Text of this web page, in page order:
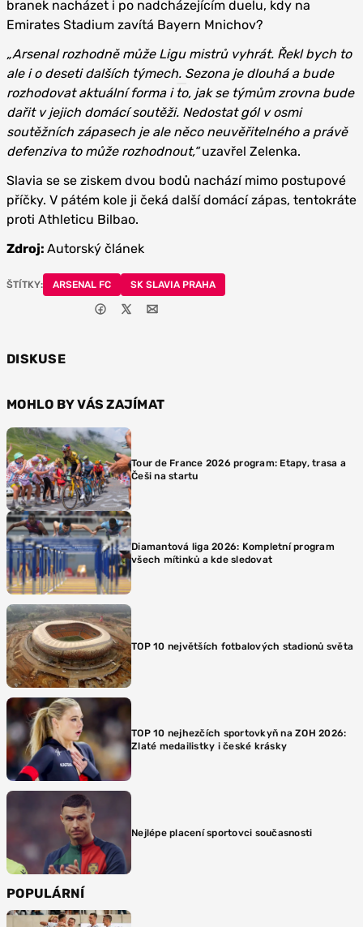
branek nacházet i po nadcházejícím duelu, kdy na
Emirates Stadium zavítá Bayern Mnichov?
„Arsenal rozhodně může Ligu mistrů vyhrát. Řekl bych to
ale i o deseti dalších týmech. Sezona je dlouhá a bude
rozhodovat aktuální forma i to, jak se týmům zrovna bude
dařit v jejich domácí soutěži. Nedostat gól v osmi
soutěžních zápasech je ale něco neuvěřitelného a právě
defenziva to může rozhodnout,“uzavřel Zelenka.
Slavia se se ziskem dvou bodů nachází mimo postupové
příčky. V pátém kole ji čeká další domácí zápas, tentokráte
proti Athleticu Bilbao.
Zdroj: Autorský článek
ŠTÍTKY: ARSENAL FC SK SLAVIA PRAHA
DISKUSE
MOHLO BY VÁS ZAJÍMAT
Tour de France 2026 program: Etapy, trasa a
Češi na startu
Diamantová liga 2026: Kompletní program
všech mítinků a kde sledovat
TOP 10 největších fotbalových stadionů světa
TOP 10 nejhezčích sportovkyň na ZOH 2026:
Zlaté medailistky i české krásky
Nejlépe placení sportovci současnosti
POPULÁRNÍ